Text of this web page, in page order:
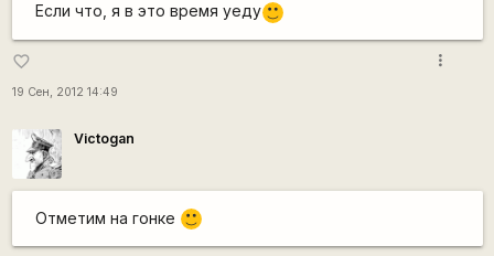
Если что, я в это время уеду :)
favorite_border
19 Сен, 2012 14:49
more_vert
Victogan
Отметим на гонке :)